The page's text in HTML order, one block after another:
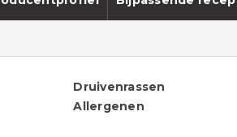
Druivenrassen
Allergenen